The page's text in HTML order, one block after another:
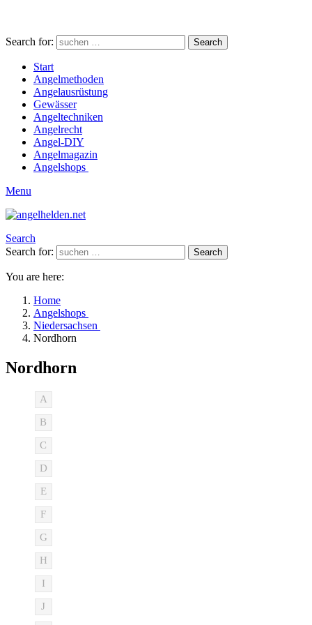
Search for: Search
Start
Angelmethoden
Angelausrüstung
Gewässer
Angeltechniken
Angelrecht
Angel-DIY
Angelmagazin
Angelshops
Menu
Search
Search for:
Search
You are here:
Home
Angelshops
Niedersachsen
Nordhorn
Nordhorn
A
B
C
D
E
F
G
H
I
J